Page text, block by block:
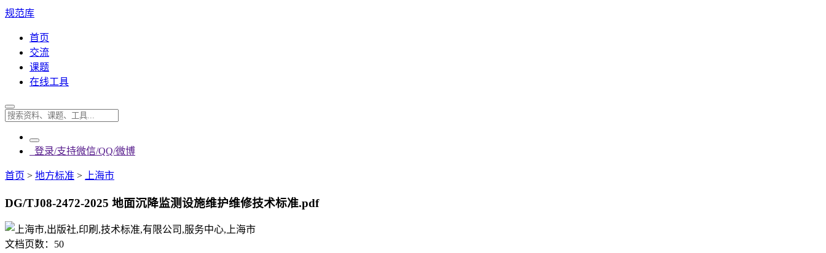
规范库
首页
交流
课题
在线工具
登录/支持微信/QQ/微博
首页 > 地方标准 > 上海市
DG/TJ08-2472-2025 地面沉降监测设施维护维修技术标准.pdf
文档页数： 50